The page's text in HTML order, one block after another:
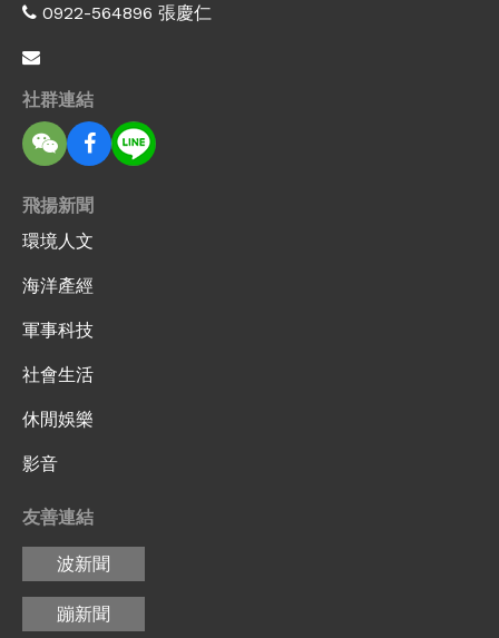
0922-564896 張慶仁
社群連結
飛揚新聞
環境人文
海洋產經
軍事科技
社會生活
休閒娛樂
影音
友善連結
波新聞
蹦新聞